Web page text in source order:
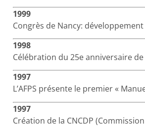
1999
Congrès de Nancy:
1998
Célébration du 25e anniversaire de
1997
L’AFPS présente le premier «
1997
Création de la CNCDP